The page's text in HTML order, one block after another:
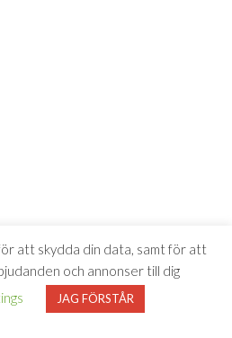
att skydda din data, samt för att
och annonser till dig
JAG FÖRSTÅR